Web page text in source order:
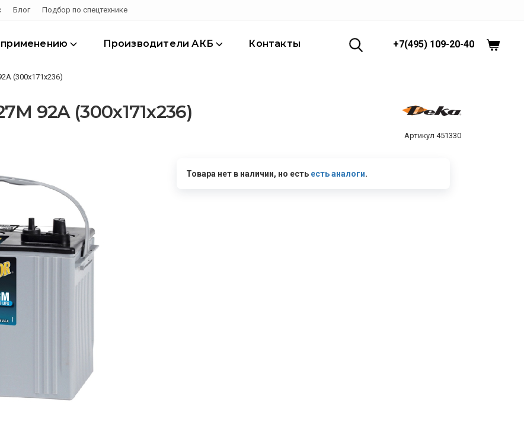
Блог Подбор по спецтехнике
Производители АКБ Контакты +7(495) 109-20-40
(300х171х236)
92A (300х171х236)
451330
Товара нет в наличии, но есть есть аналоги.